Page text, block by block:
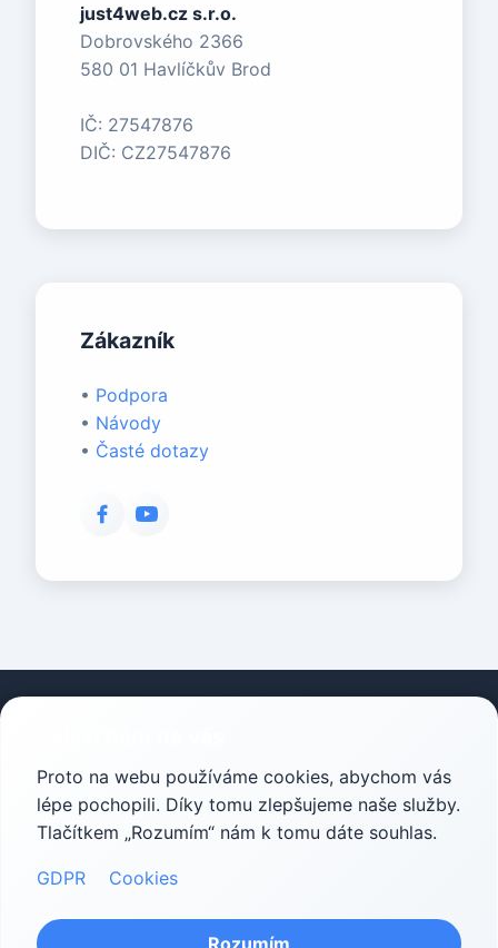
just4web.cz s.r.o.
Dobrovského 2366
580 01 Havlíčkův Brod
IČ: 27547876
DIČ: CZ27547876
Zákazník
• Podpora
• Návody
• Časté dotazy
Cookies
Prohlášení o přístupnosti
🌑Tmavé
Proto na webu používáme cookies, abychom vás
lépe pochopili. Díky tomu zlepšujeme naše služby.
Tlačítkem „Rozumím“ nám k tomu dáte souhlas.
GDPR Cookies
Rozumím